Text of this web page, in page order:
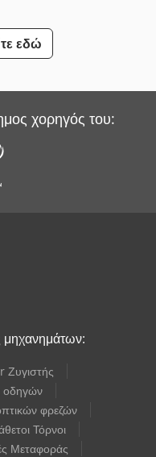
εδώ
χορηγός του:
μηχανημάτων:
οδηγών
φρεζών
Τόρνοι
Μεταφοράς